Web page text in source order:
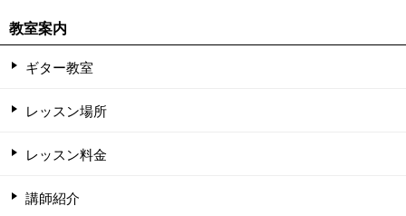
教室案内
ギター教室
レッスン場所
レッスン料金
講師紹介